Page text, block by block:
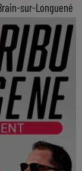
sur-Longuené